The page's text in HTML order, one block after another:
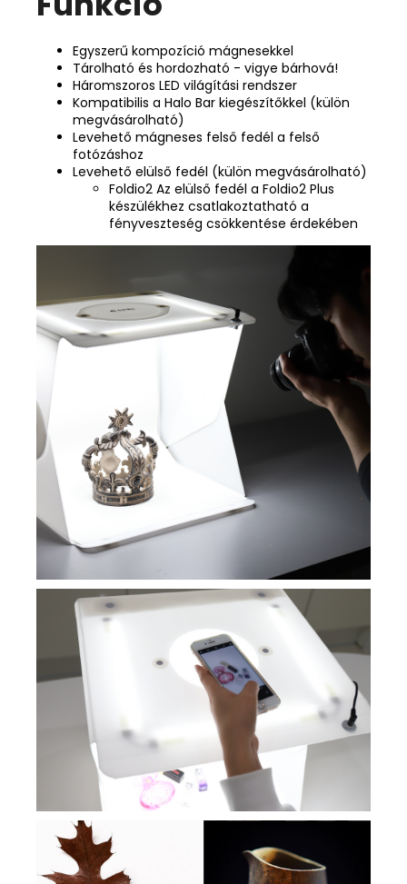
Egyszerű kompozíció mágnesekkel
Tárolható és hordozható - vigye bárhová!
Háromszoros LED világítási rendszer
Kompatibilis a Halo Bar kiegészítőkkel (külön
megvásárolható)
Levehető mágneses felső fedél a felső
fotózáshoz
Levehető elülső fedél (külön megvásárolható)
Foldio2 Az elülső fedél a Foldio2 Plus
készülékhez csatlakoztatható a
fényveszteség csökkentése érdekében